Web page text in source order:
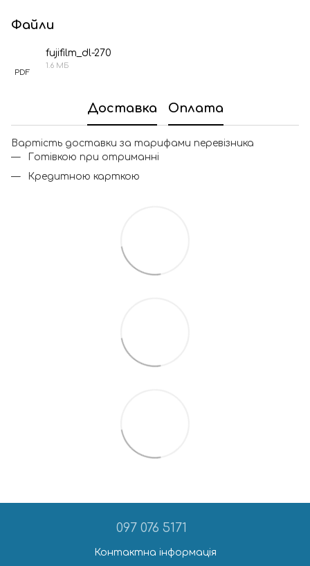
Файли
PDF
fujifilm_dl-270
1.6 МБ
Доставка Оплата
Вартість доставки за тарифами перевізника
Готівкою при отриманні
Кредитною карткою
097 076 5171
Контактна інформація